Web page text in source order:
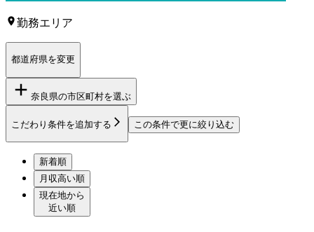
勤務エリア
都道府県を変更
奈良県の市区町村を選ぶ
こだわり条件を追加する この条件で更に絞り込む
新着順
月収高い順
現在地から
近い順